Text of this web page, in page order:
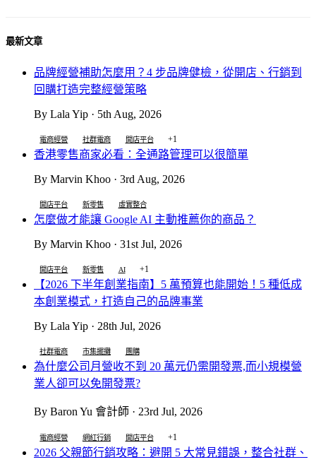
最新文章
品牌經營補助怎麼用？4 步品牌健檢，從開店、行銷到
回購打造完整經營策略
By Lala Yip · 5th Aug, 2026
電商經營 社群電商 開店平台 +1
香港零售商家必看：全通路管理可以很簡單
By Marvin Khoo · 3rd Aug, 2026
開店平台 新零售 虛實整合
怎麼做才能讓 Google AI 主動推薦你的商品？
By Marvin Khoo · 31st Jul, 2026
開店平台 新零售 AI +1
【2026 下半年創業指南】5 萬預算也能開始！5 種低成
本創業模式，打造自己的品牌事業
By Lala Yip · 28th Jul, 2026
社群電商 市集擺攤 團購
為什麼公司月營收不到 20 萬元仍需開發票,而小規模營
業人卻可以免開發票?
By Baron Yu 會計師 · 23rd Jul, 2026
電商經營 網紅行銷 開店平台 +1
2026 父親節行銷攻略：避開 5 大常見錯誤，整合社群、